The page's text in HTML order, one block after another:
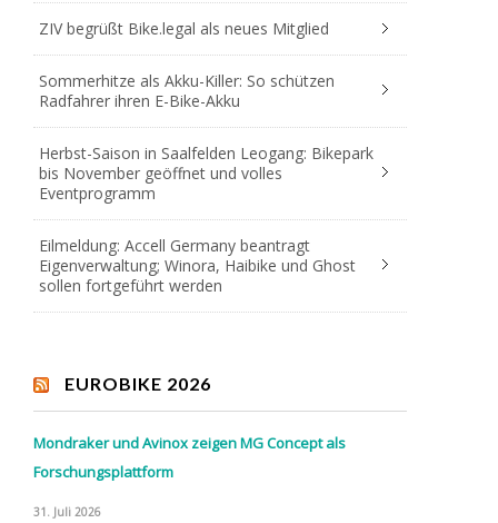
ZIV begrüßt Bike.legal als neues Mitglied
Sommerhitze als Akku-Killer: So schützen
Radfahrer ihren E-Bike-Akku
Herbst-Saison in Saalfelden Leogang: Bikepark
bis November geöffnet und volles
Eventprogramm
Eilmeldung: Accell Germany beantragt
Eigenverwaltung; Winora, Haibike und Ghost
sollen fortgeführt werden
EUROBIKE 2026
Mondraker und Avinox zeigen MG Concept als
Forschungsplattform
31. Juli 2026